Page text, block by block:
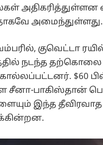
அமைந்துள்ளது.
குவெட்டா
நடந்த தற்கொலை
$60
சீனா-பாகிஸ்தான்
இந்த தீவிரவாத